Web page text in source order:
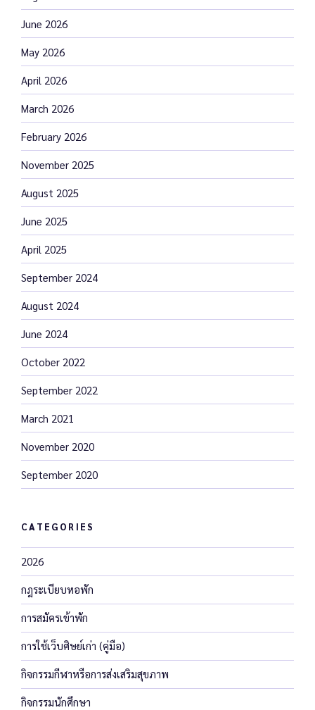
June 2026
May 2026
April 2026
March 2026
February 2026
November 2025
August 2025
June 2025
April 2025
September 2024
August 2024
June 2024
October 2022
September 2022
March 2021
November 2020
September 2020
CATEGORIES
2026
กฎระเบียบหอพัก
การสมัครเข้าพัก
การใช้เว็บศิษย์เก่า (คู่มือ)
กิจกรรมกีฬาหรือการส่งเสริมสุขภาพ
กิจกรรมนักศึกษา